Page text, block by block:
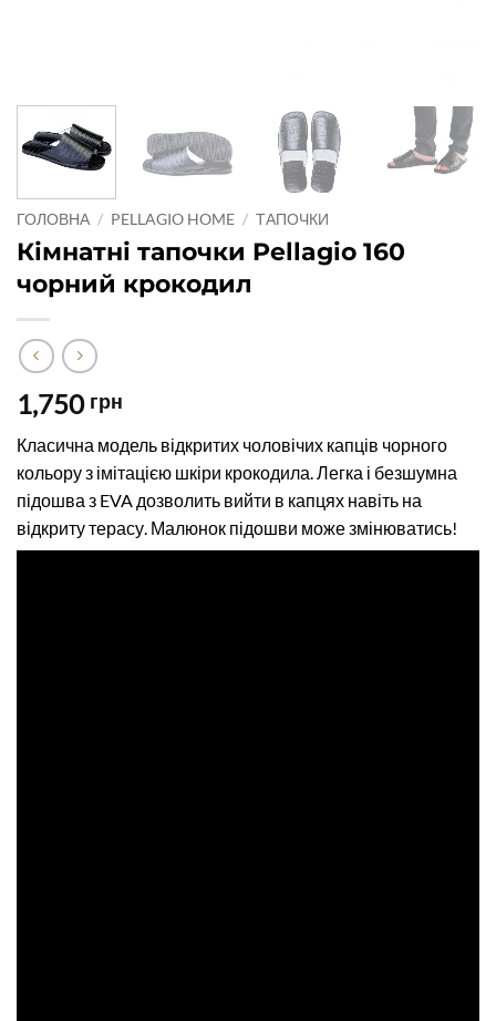
ГОЛОВНА / PELLAGIO HOME / ТАПОЧКИ
Кімнатні тапочки Pellagio 160
чорний крокодил
1,750 грн
Класична модель відкритих чоловічих капців чорного
кольору з імітацією шкіри крокодила. Легка і безшумна
підошва з EVA дозволить вийти в капцях навіть на
відкриту терасу. Малюнок підошви може змінюватись!